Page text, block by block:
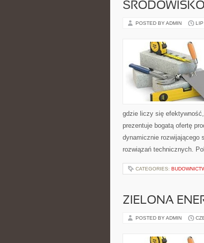
POSTED BY ADMIN
gdzie liczy się
prezentuje bogatą ofertę
dynamicznie rozwijającego
rozwiązań technicznych.
CATEGORIES:
ZIELONA
POSTED BY ADMIN